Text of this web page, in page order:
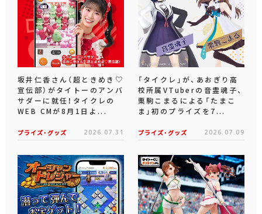
坂井仁香さん（超ときめき♡
宣伝部）がタイトーのアンバ
サダーに就任！タイクレの
WEB CMが8月1日よ...
プライズ・グッズ 2026.07.31
「タイクレ」が、あおぎり高
校所属VTuberの音霊魂子、
栗駒こまるによる「たまこ
ま」初のプライズを7...
プライズ・グッズ 2026.07.09